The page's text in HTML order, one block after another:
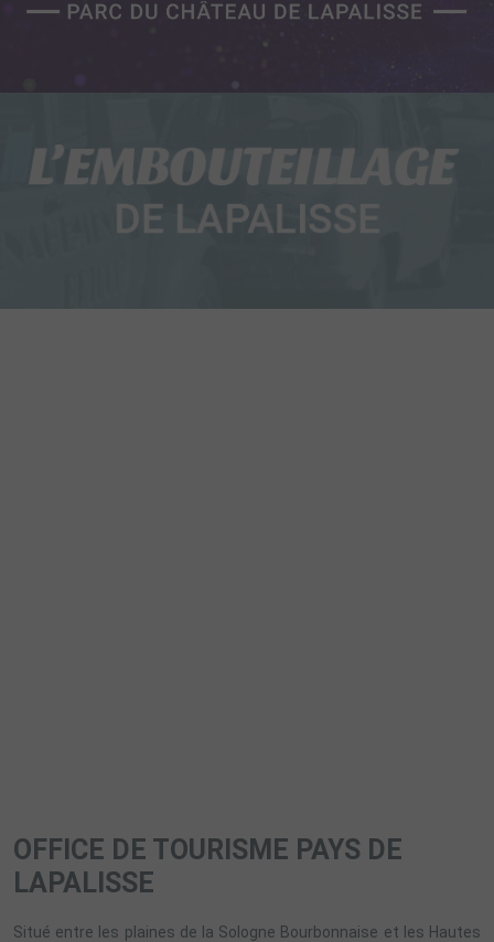
OFFICE DE TOURISME PAYS DE
LAPALISSE
Situé entre les plaines de la Sologne Bourbonnaise et les Hautes